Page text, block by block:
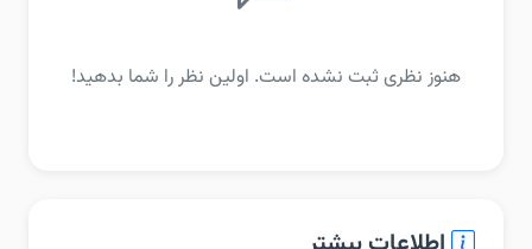
هنوز نظری ثبت نشده است. اولین نظر را شما بدهید!